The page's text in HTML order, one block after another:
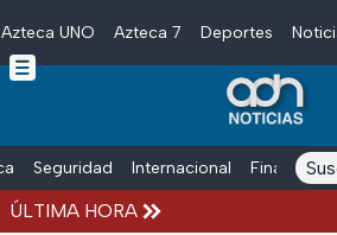
Skip to main content
Azteca UNO Azteca 7 Deportes
Seguridad Internacional Finanzas
ÚLTIMA HORA